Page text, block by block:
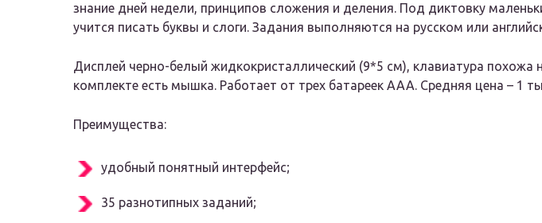
знание дней недели, принципов сложения и деления. Под диктовку
учится писать буквы и слоги. Задания выполняются на русском или
Дисплей черно-белый жидкокристаллический (9*5 см), клавиатура похожа
комплекте есть мышка. Работает от трех батареек ААА. Средняя цена – 1
Преимущества:
удобный понятный интерфейс;
35 разнотипных заданий;